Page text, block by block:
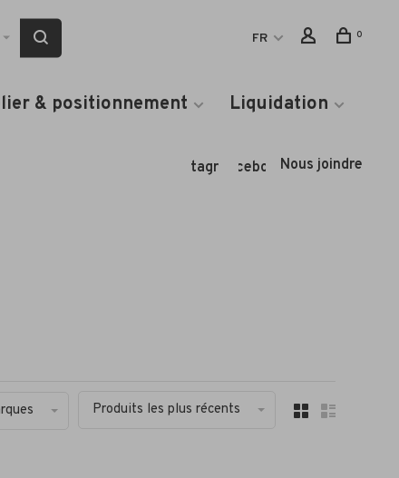
FR 0
& positionnement
Liquidation
InstagramFacebookNous joindre
Produits les plus récents